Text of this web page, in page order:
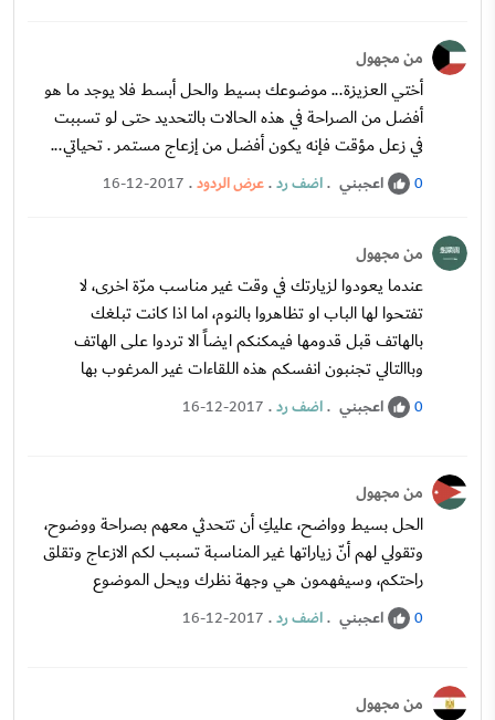
من مجهول
أختي العزيزة... موضوعك بسيط والحل أبسط فلا يوجد ما هو
أفضل من الصراحة في هذه الحالات بالتحديد حتى لو تسببت
في زعل مؤقت فإنه يكون أفضل من إزعاج مستمر . تحياتي...
0 اعجبني .اضف رد.عرض الردود.
16-12-2017
من مجهول
عندما يعودوا لزيارتك في وقت غير مناسب مرّة اخرى، لا
تفتحوا لها الباب او تظاهروا بالنوم، اما اذا كانت تبلغك
بالهاتف قبل قدومها فيمكنكم ايضاً الا تردوا على الهاتف
وباالتالي تجنبون انفسكم هذه اللقاءات غير المرغوب بها
0 اعجبني .اضف رد.
16-12-2017
من مجهول
الحل بسيط وواضح، عليكِ أن تتحدثي معهم بصراحة ووضوح،
وتقولي لهم أنّ زياراتها غير المناسبة تسبب لكم الازعاج وتقلق
راحتكم، وسيفهمون هي وجهة نظرك ويحل الموضوع
0 اعجبني .اضف رد.
16-12-2017
من مجهول